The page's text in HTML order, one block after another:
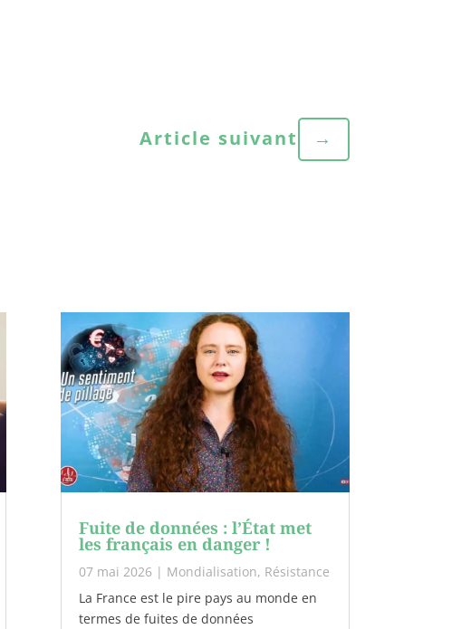
Article suivant →
Fuite de données : l’État met
les français en danger !
07 mai 2026| Mondialisation, Résistance
La France est le pire pays au monde en
termes de fuites de données